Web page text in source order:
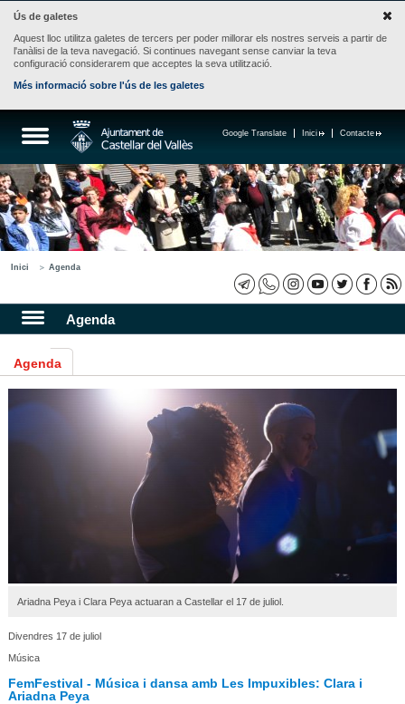
Ús de galetes
Aquest lloc utilitza galetes de tercers per poder millorar els nostres serveis a partir de
l'anàlisi de la teva navegació. Si continues navegant sense canviar la teva
configuració considerarem que acceptes la seva utilització.
Més informació sobre l'ús de les galetes
Contacte
Inici
Google Translate
Inici Agenda
Agenda
Agenda
Ariadna Peya i Clara Peya actuaran a Castellar el 17 de juliol.
Divendres 17 de juliol
Música
FemFestival - Música i dansa amb Les Impuxibles: Clara i
Ariadna Peya